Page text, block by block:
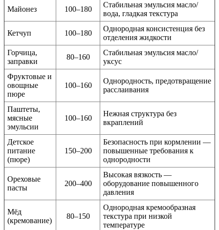
Майонез 100–180
Стабильная эмульсия масло/
вода, гладкая текстура
Кетчуп 100–180
Однородная консистенция без
отделения жидкости
Горчица,
заправки
80–160
Стабильная эмульсия масло/
уксус
Фруктовые и
овощные
пюре
100–160
Однородность, предотвращение
расслаивания
Паштеты,
мясные
эмульсии
100–160
Нежная структура без
вкраплений
Детское
питание
(пюре)
150–200
Безопасность при кормлении —
повышенные требования к
однородности
Ореховые
пасты
200–400
Высокая вязкость —
оборудование повышенного
давления
Мёд
(кремование)
80–150
Однородная кремообразная
текстура при низкой
температуре